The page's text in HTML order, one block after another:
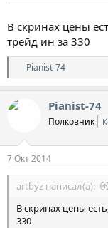
В скринах цены
трейд ин за 330
Р
е
а
:
Pianist-74
Pianist-74
Полковник
7 Окт 2014
artbyz написал(а):
В скринах цены
330